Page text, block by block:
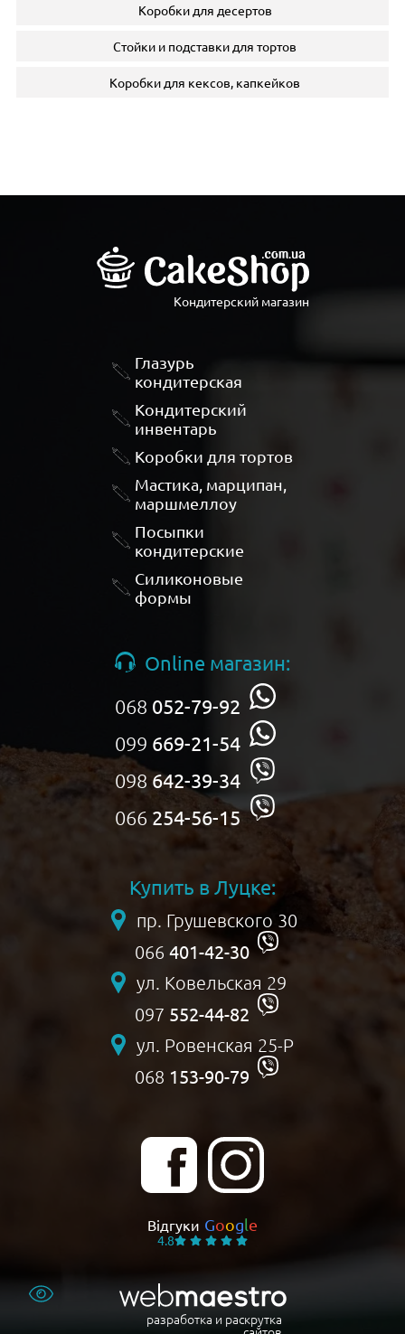
Коробки для десертов
Стойки и подставки для тортов
Коробки для кексов, капкейков
Кондитерский магазин
Відгуки Google
4.8
Глазурь
кондитерская
Кондитерский
инвентарь
Коробки для тортов
Мастика, марципан,
маршмеллоу
Посыпки
кондитерские
Силиконовые
формы
Online магазин:
068 052-79-92
099 669-21-54
098 642-39-34
066 254-56-15
Купить в Луцке:
пр. Грушевского 30
066 401-42-30
ул. Ковельская 29
097 552-44-82
ул. Ровенская 25-Р
068 153-90-79
разработка и раскрутка